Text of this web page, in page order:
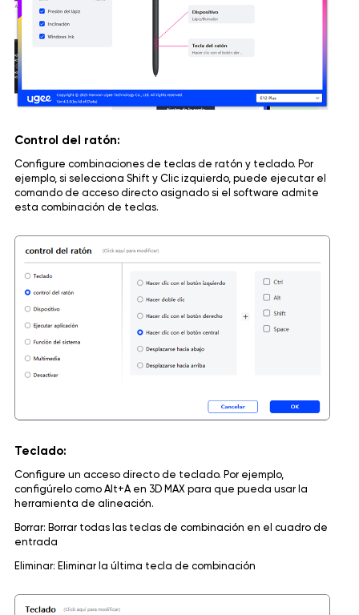
Control del ratón:
Configure combinaciones de teclas de ratón y teclado. Por
ejemplo, si selecciona Shift y Clic izquierdo, puede ejecutar el
comando de acceso directo asignado si el software admite
esta combinación de teclas.
Teclado:
Configure un acceso directo de teclado. Por ejemplo,
configúrelo como Alt+A en 3D MAX para que pueda usar la
herramienta de alineación.
Borrar: Borrar todas las teclas de combinación en el cuadro de
entrada
Eliminar: Eliminar la última tecla de combinación